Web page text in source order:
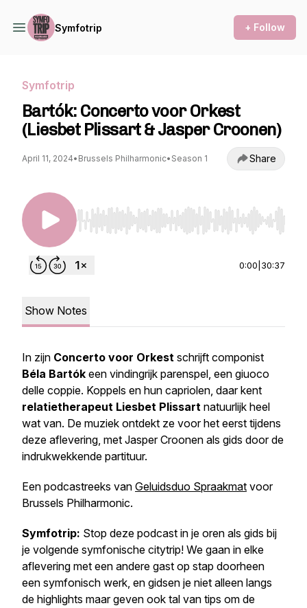
Symfotrip + Follow
Symfotrip
Bartók: Concerto voor Orkest
(Liesbet Plissart & Jasper Croonen)
April 11, 2024• Brussels Philharmonic• Season 1 Share
Use Left/Right to seek, Home/End to jump to
0:00 30:37
Show Notes
In zijn Concerto voor Orkest schrijft componist
Béla Bartók een vindingrijk parenspel, een giuoco
delle coppie. Koppels en hun capriolen, daar kent
relatietherapeut Liesbet Plissart natuurlijk heel
wat van. De muziek ontdekt ze voor het eerst tijdens
deze aflevering, met Jasper Croonen als gids door de
indrukwekkende partituur.
Een podcastreeks van Geluidsduo Spraakmat voor
Brussels Philharmonic.
Symfotrip: Stop deze podcast in je oren als gids bij
je volgende symfonische citytrip! We gaan in elke
aflevering met een andere gast op stap doorheen
een symfonisch werk, en gidsen je niet alleen langs
de highlights maar geven ook tal van tips om de